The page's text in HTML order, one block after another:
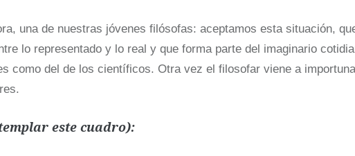
una de nuestras jóvenes filósofas: aceptamos esta situación,
lo representado y lo real y que forma parte del imaginario
como del de los científicos. Otra vez el filosofar viene a
este cuadro):